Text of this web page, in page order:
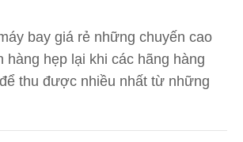
bay giá rẻ những chuyến cao
hàng hẹp lại khi các hãng hàng
thu được nhiều nhất từ những